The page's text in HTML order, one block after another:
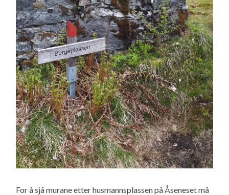
For å sjå murane etter husmannsplassen på Åseneset må